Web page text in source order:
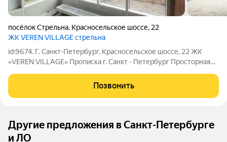
посёлок Стрельна, Красносельское шоссе, 22
ЖК VEREN VILLAGE стрельна
id:9674. Г. Санкт-Петербург, Красносельское шоссе, 22 ЖК
«VEREN VILLAGE» Прописка г. Cанкт - Петербург Просторная
Свободная планировка позволяет вам стать создателем
своего уютного пространства,
Позвонить
Другие предложения в Санкт-Петербурге
и ЛО